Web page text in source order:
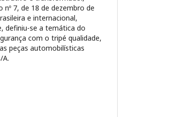
7, de 18 de dezembro de
e internacional,
definiu-se a temática do
com o tripé qualidade,
peças automobilísticas
A.